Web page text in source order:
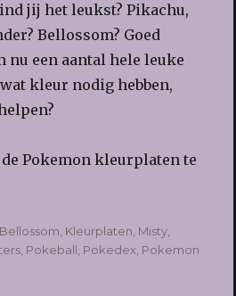
jij het leukst? Pikachu,
Bellossom? Goed
nu een aantal hele leuke
kleur nodig hebben,
Pokemon kleurplaten te
Bellossom Kleurplaten Misty,
, Pokeball Pokedex Pokemon